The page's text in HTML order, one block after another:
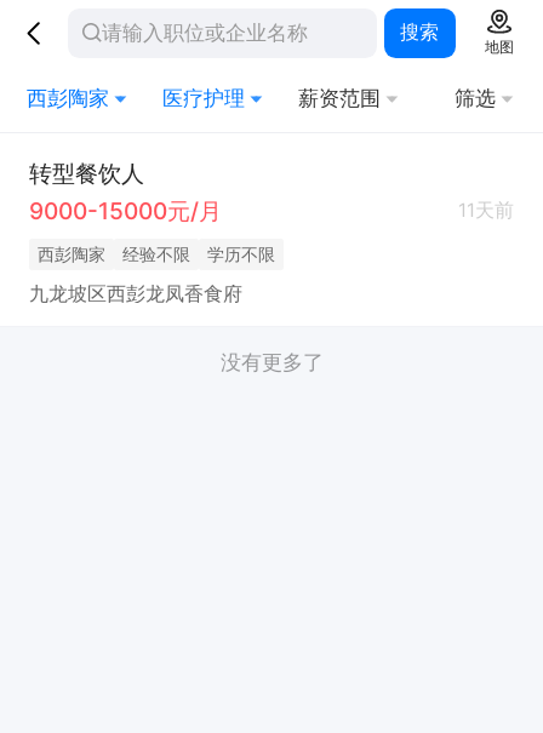
搜索
地图
西彭陶家 医疗护理 薪资范围 筛选
转型餐饮人
9000-15000元/月
11天前
西彭陶家 经验不限 学历不限
九龙坡区西彭龙凤香食府
没有更多了